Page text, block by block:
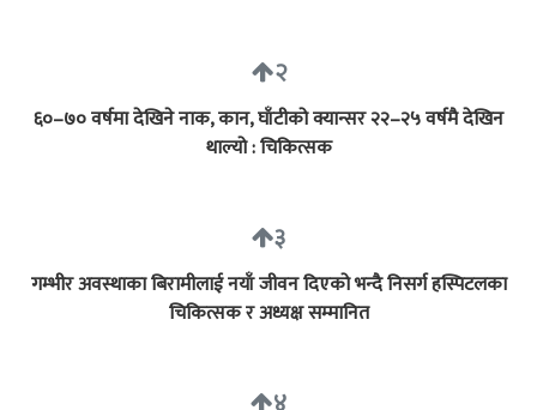
२
६०–७० वर्षमा देखिने नाक, कान, घाँटीको क्यान्सर २२–२५ वर्षमै देखिन
थाल्यो : चिकित्सक
३
गम्भीर अवस्थाका बिरामीलाई नयाँ जीवन दिएको भन्दै निसर्ग हस्पिटलका
चिकित्सक र अध्यक्ष सम्मानित